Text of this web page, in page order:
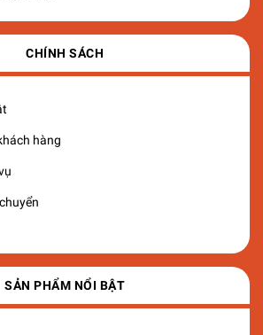
CHÍNH SÁCH
hàng
SẢN PHẨM NỔI BẬT